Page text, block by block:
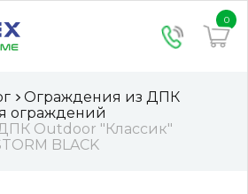
0
Ограждения из ДПК
ограждений
Outdoor "Классик"
BLACK